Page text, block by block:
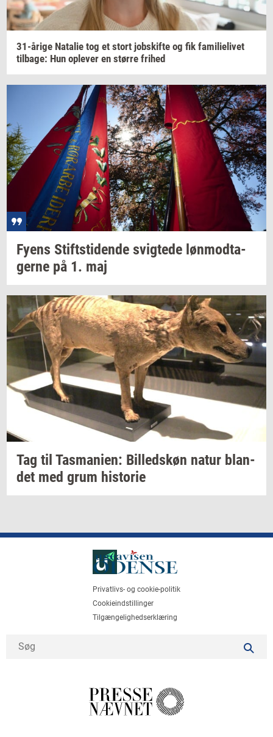
31-​årige Na­ta­lie tog et stort jobs­kif­te og fik fa­mi­li­e­li­vet
til­ba­ge: Hun op­le­ver en stør­re fri­hed
Fyens Stift­s­ti­den­de svig­te­de løn­mod­ta­
ger­ne på 1. maj
Tag til Tas­ma­ni­en: Bil­leds­køn natur blan­
det med grum hi­sto­rie
Privatlivs- og cookie-politik
Cookieindstillinger
Tilgængelighedserklæring